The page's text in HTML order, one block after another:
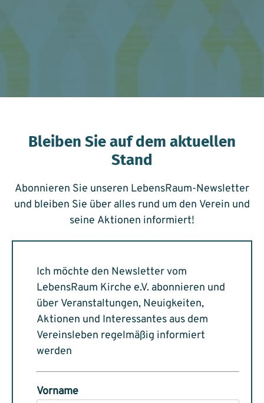
Bleiben Sie auf dem aktuellen
Stand
Abonnieren Sie unseren LebensRaum-Newsletter
und bleiben Sie über alles rund um den Verein und
seine Aktionen informiert!
Ich möchte den Newsletter vom
LebensRaum Kirche e.V. abonnieren und
über Veranstaltungen, Neuigkeiten,
Aktionen und Interessantes aus dem
Vereinsleben regelmäßig informiert
werden
Vorname